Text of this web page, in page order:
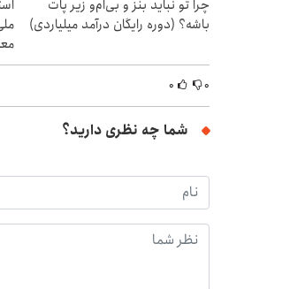
چرا تو نباید بنز و بی‌ام‌و زیر پات
باشه؟ (دوره رایگان درآمد میلیاردی)
۰ ۰
شما چه نظری دارید؟